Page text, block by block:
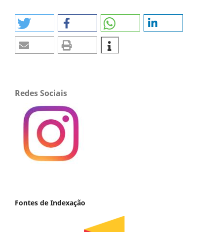
Redes Sociais
Fontes de Indexação